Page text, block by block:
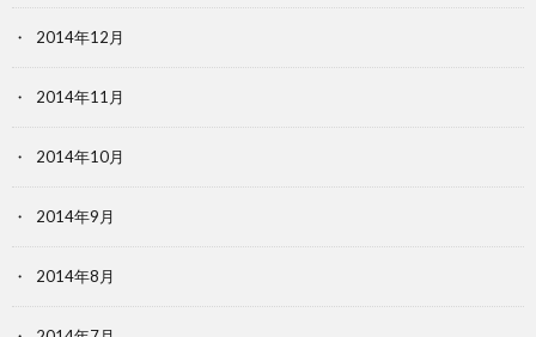
2014年12月
2014年11月
2014年10月
2014年9月
2014年8月